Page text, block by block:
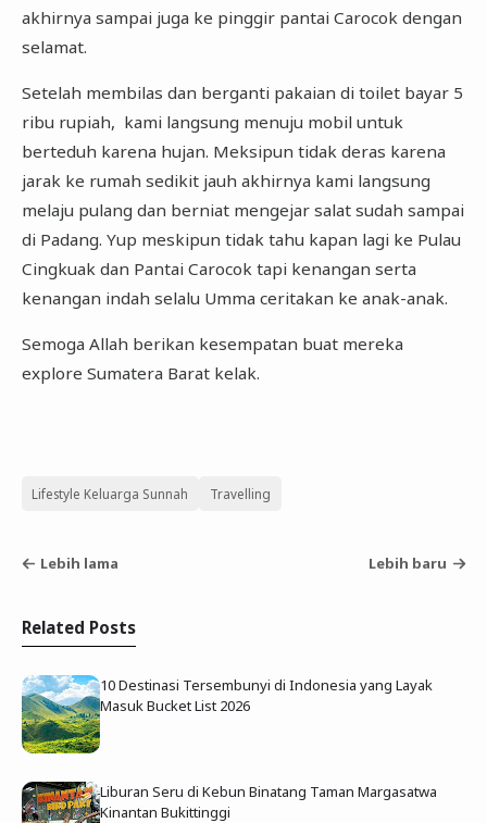
akhirnya sampai juga ke pinggir pantai Carocok dengan
selamat.
Setelah membilas dan berganti pakaian di toilet bayar 5
ribu rupiah, kami langsung menuju mobil untuk
berteduh karena hujan. Meksipun tidak deras karena
jarak ke rumah sedikit jauh akhirnya kami langsung
melaju pulang dan berniat mengejar salat sudah sampai
di Padang. Yup meskipun tidak tahu kapan lagi ke Pulau
Cingkuak dan Pantai Carocok tapi kenangan serta
kenangan indah selalu Umma ceritakan ke anak-anak.
Semoga Allah berikan kesempatan buat mereka
explore Sumatera Barat kelak.
Lifestyle Keluarga Sunnah Travelling
Lebih lama Lebih baru
Related Posts
10 Destinasi Tersembunyi di Indonesia yang Layak
Masuk Bucket List 2026
Liburan Seru di Kebun Binatang Taman Margasatwa
Kinantan Bukittinggi